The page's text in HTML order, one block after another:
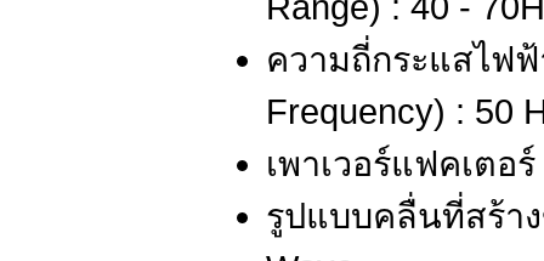
Range) : 40 -
ความถี่กระแสไฟ
Frequency) : 50
เพาเวอร์แฟคเตอ
รูปแบบคลื่นที่สร้า